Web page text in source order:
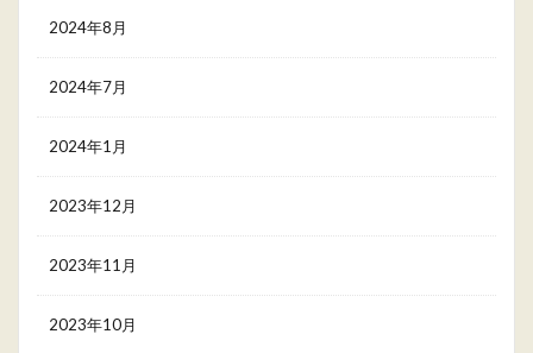
2024年8月
2024年7月
2024年1月
2023年12月
2023年11月
2023年10月